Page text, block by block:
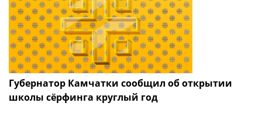
Губернатор Камчатки сообщил об открытии
школы сёрфинга круглый год